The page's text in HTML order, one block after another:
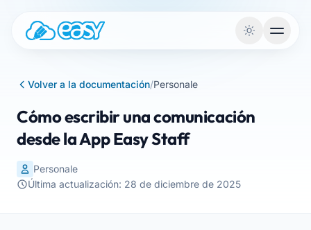
Volver a la documentación/Personale
Cómo escribir una comunicación
desde la App Easy Staff
Personale
Última actualización: 28 de diciembre de 2025